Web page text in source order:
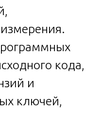
кода,
и
ключей,